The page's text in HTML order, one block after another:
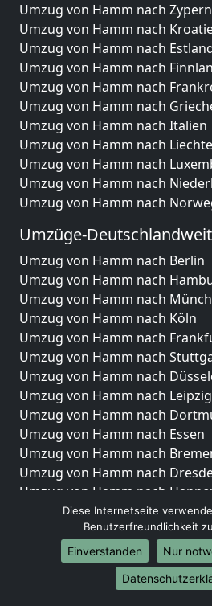
Umzug von Hamm nach Zypern
Umzug von Hamm nach
Umzug von Hamm nach
Umzug von Hamm nach
Umzug von Hamm nach
Umzug von Hamm nach
Umzug von Hamm nach Italien
Umzug von Hamm nach
Umzug von Hamm nach
Umzug von Hamm nach
Umzug von Hamm nach
Umzüge-Deutschlandweit
Umzug von Hamm nach Berlin
Umzug von Hamm nach
Umzug von Hamm nach
Umzug von Hamm nach Köln
Umzug von Hamm nach
Umzug von Hamm nach
Umzug von Hamm nach
Umzug von Hamm nach Leipzig
Umzug von Hamm nach
Umzug von Hamm nach Essen
Umzug von Hamm nach
Umzug von Hamm nach
Umzug von Hamm nach
Umzug von Hamm nach
Umzug von Hamm nach
Umzug von Hamm nach
Umzug von Hamm nach
Umzug von Hamm nach
Diese Internetseite
Benutzerfreundlichkeit
Einverstanden
Nur